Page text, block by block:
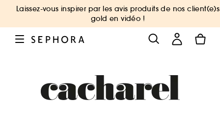
Laissez-vous inspirer par les avis produits de nos client(e)s
gold en vidéo !